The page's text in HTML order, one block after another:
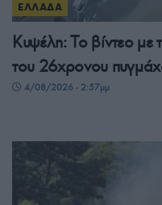
ΕΛΛΑΔΑ
Κυψέλη: Το βίντεο με
του 26χρονου
4/08/2026 - 2:57μμ